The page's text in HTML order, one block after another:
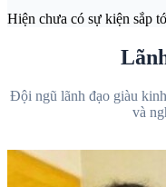
Hiện chưa có sự kiện sắp
Đội ngũ lãnh đạo giàu
và